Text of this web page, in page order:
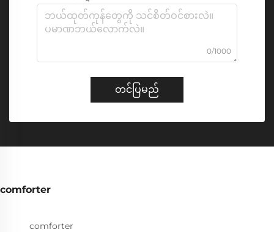
0/1000
တင်ပြမည်
comforter
comforter